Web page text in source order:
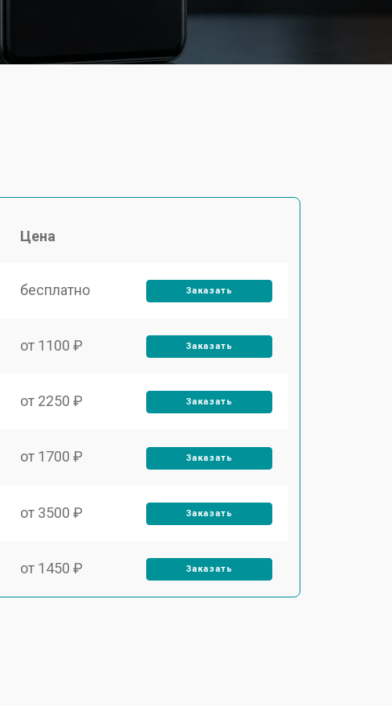
Цена
бесплатно Заказать
от 1100 ₽ Заказать
от 2250 ₽ Заказать
от 1700 ₽ Заказать
от 3500 ₽ Заказать
от 1450 ₽ Заказать